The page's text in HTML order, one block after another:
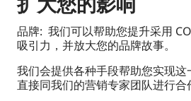
品牌: 我们可以帮助您提升采用
吸引力，并放大您的品牌故事。
我们会提供各种手段帮助您实现
直接同我们的营销专家团队进行合